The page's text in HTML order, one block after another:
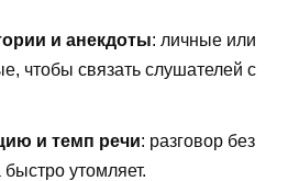
и анекдоты: личные или
чтобы связать слушателей с
и темп речи: разговор без
утомляет.